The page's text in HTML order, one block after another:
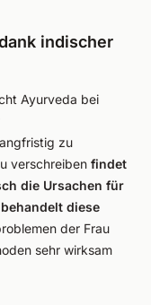
indischer
Ayurveda bei
zu
verschreiben findet
die Ursachen für
behandelt diese
der Frau
sehr wirksam